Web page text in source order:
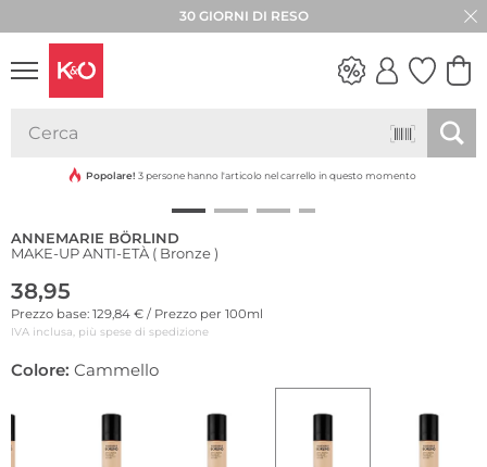
30 GIORNI DI RESO
VIBES
Sostenibile
Popolare! 3 persone hanno l'articolo nel carrello in questo momento
ANNEMARIE BÖRLIND
MAKE-UP ANTI-ETÀ ( Bronze )
38,95
Prezzo base: 129,84 € / Prezzo per 100ml
IVA inclusa, più spese di spedizione
Colore: Cammello